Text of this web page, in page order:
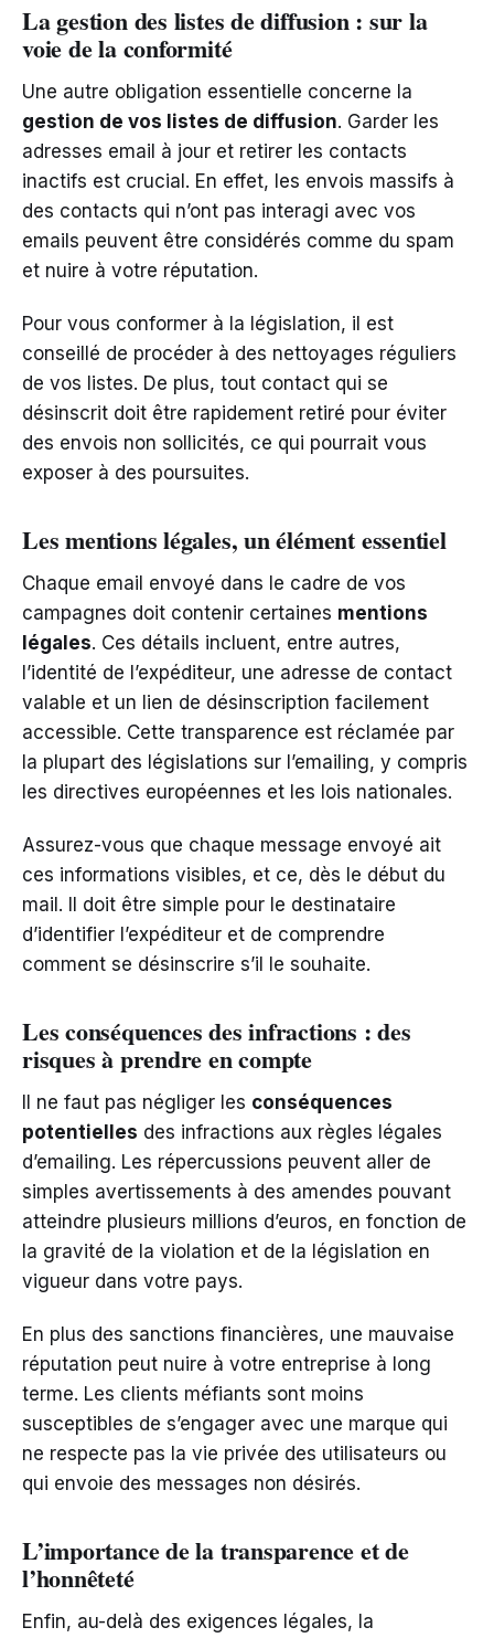
La gestion des listes de diffusion : sur la
voie de la conformité
Une autre obligation essentielle concerne la
gestion de vos listes de diffusion. Garder les
adresses email à jour et retirer les contacts
inactifs est crucial. En effet, les envois massifs à
des contacts qui n’ont pas interagi avec vos
emails peuvent être considérés comme du spam
et nuire à votre réputation.
Pour vous conformer à la législation, il est
conseillé de procéder à des nettoyages réguliers
de vos listes. De plus, tout contact qui se
désinscrit doit être rapidement retiré pour éviter
des envois non sollicités, ce qui pourrait vous
exposer à des poursuites.
Les mentions légales, un élément essentiel
Chaque email envoyé dans le cadre de vos
campagnes doit contenir certaines mentions
légales. Ces détails incluent, entre autres,
l’identité de l’expéditeur, une adresse de contact
valable et un lien de désinscription facilement
accessible. Cette transparence est réclamée par
la plupart des législations sur l’emailing, y compris
les directives européennes et les lois nationales.
Assurez-vous que chaque message envoyé ait
ces informations visibles, et ce, dès le début du
mail. Il doit être simple pour le destinataire
d’identifier l’expéditeur et de comprendre
comment se désinscrire s’il le souhaite.
Les conséquences des infractions : des
risques à prendre en compte
Il ne faut pas négliger les conséquences
potentielles des infractions aux règles légales
d’emailing. Les répercussions peuvent aller de
simples avertissements à des amendes pouvant
atteindre plusieurs millions d’euros, en fonction de
la gravité de la violation et de la législation en
vigueur dans votre pays.
En plus des sanctions financières, une mauvaise
réputation peut nuire à votre entreprise à long
terme. Les clients méfiants sont moins
susceptibles de s’engager avec une marque qui
ne respecte pas la vie privée des utilisateurs ou
qui envoie des messages non désirés.
L’importance de la transparence et de
l’honnêteté
Enfin, au-delà des exigences légales, la